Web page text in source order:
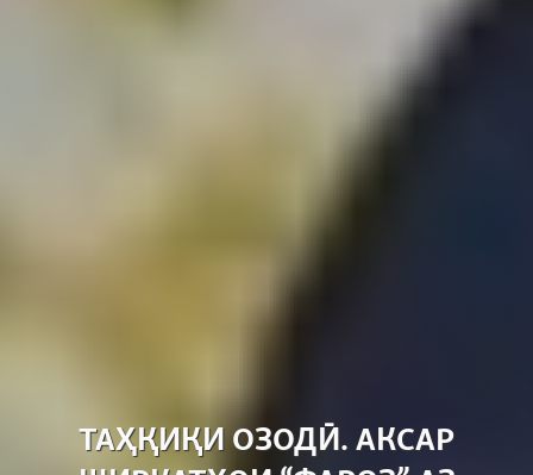
ТАҲҚИҚИ ОЗОДӢ. АКСАР